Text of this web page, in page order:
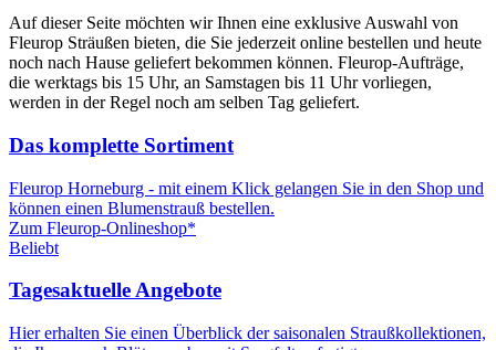
Auf dieser Seite möchten wir Ihnen eine exklusive Auswahl von
Fleurop Sträußen bieten, die Sie jederzeit online bestellen und heute
noch nach Hause geliefert bekommen können. Fleurop-Aufträge,
die werktags bis 15 Uhr, an Samstagen bis 11 Uhr vorliegen,
werden in der Regel noch am selben Tag geliefert.
Das komplette Sortiment
Fleurop Horneburg - mit einem Klick gelangen Sie in den Shop und
können einen Blumenstrauß bestellen.
Zum Fleurop-Onlineshop*
Beliebt
Tagesaktuelle Angebote
Hier erhalten Sie einen Überblick der saisonalen Straußkollektionen,